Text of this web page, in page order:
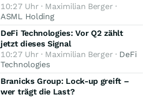
10:27 Uhr · Maximilian Berger ·
ASML Holding
DeFi Technologies: Vor Q2 zählt
jetzt dieses Signal
10:27 Uhr · Maximilian Berger · DeFi
Technologies
Branicks Group: Lock-up greift –
wer trägt die Last?